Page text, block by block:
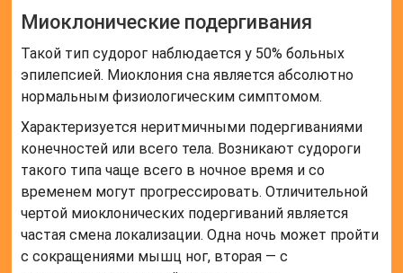
Миоклонические подергивания
Такой тип судорог наблюдается у 50% больных
эпилепсией. Миоклония сна является абсолютно
нормальным физиологическим симптомом.
Характеризуется неритмичными подергиваниями
конечностей или всего тела. Возникают судороги
такого типа чаще всего в ночное время и со
временем могут прогрессировать. Отличительной
чертой миоклонических подергиваний является
частая смена локализации. Одна ночь может пройти
с сокращениями мышц ног, вторая — с